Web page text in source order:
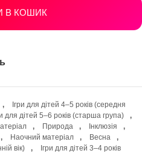
В КОШИК
,
Ігри для дітей 4–5 років (середня
для дітей 5–6 років (старша група)
,
, Природа , Інклюзія
,
, Наочний матеріал , Весна
,
вік) ,
Ігри для дітей 3–4 років